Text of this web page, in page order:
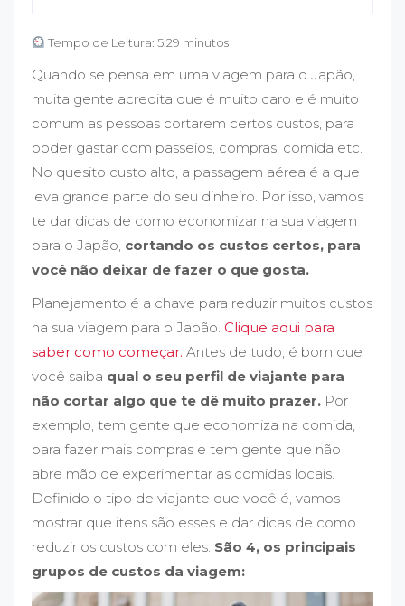
Tempo de Leitura: 5:29 minutos
Quando se pensa em uma viagem para o Japão,
muita gente acredita que é muito caro e é muito
comum as pessoas cortarem certos custos, para
poder gastar com passeios, compras, comida etc.
No quesito custo alto, a passagem aérea é a que
leva grande parte do seu dinheiro. Por isso, vamos
te dar dicas de como economizar na sua viagem
para o Japão, cortando os custos certos, para
você não deixar de fazer o que gosta.
Planejamento é a chave para reduzir muitos custos
na sua viagem para o Japão. Clique aqui para
saber como começar. Antes de tudo, é bom que
você saiba qual o seu perfil de viajante para
não cortar algo que te dê muito prazer. Por
exemplo, tem gente que economiza na comida,
para fazer mais compras e tem gente que não
abre mão de experimentar as comidas locais.
Definido o tipo de viajante que você é, vamos
mostrar que itens são esses e dar dicas de como
reduzir os custos com eles. São 4, os principais
grupos de custos da viagem: